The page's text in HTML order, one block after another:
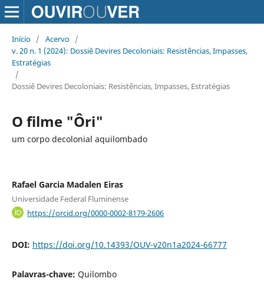
Início / Acervo /
v. 20 n. 1 (2024): Dossiê Devires Decoloniais: Resistências, Impasses,
Estratégias
/
Dossiê Devires Decoloniais: Resistências, Impasses, Estratégias
O filme "Ôri"
um corpo decolonial aquilombado
Rafael Garcia Madalen Eiras
Universidade Federal Fluminense
https://orcid.org/0000-0002-8179-2606
DOI: https://doi.org/10.14393/OUV-v20n1a2024-66777
Palavras-chave: Quilombo